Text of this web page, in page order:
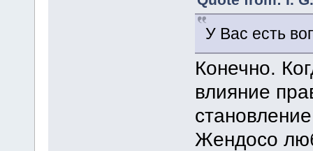
У Вас есть
Конечно.
влияние
Жендосо